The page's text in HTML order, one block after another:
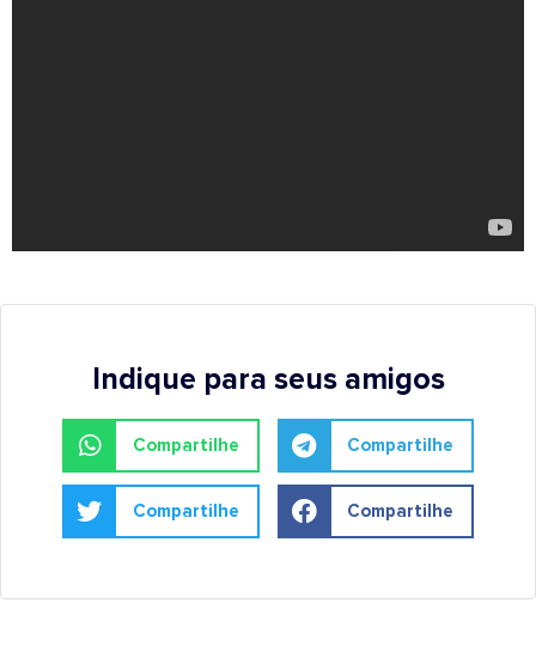
Indique para seus amigos
Compartilhe Compartilhe
Compartilhe Compartilhe